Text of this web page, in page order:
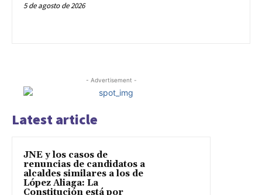
5 de agosto de 2026
- Advertisement -
Latest article
JNE y los casos de
renuncias de candidatos a
alcaldes similares a los de
López Aliaga: La
Constitución está por